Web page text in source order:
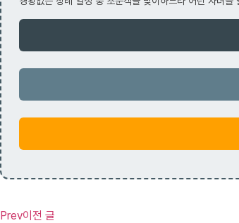
Prev이전 글